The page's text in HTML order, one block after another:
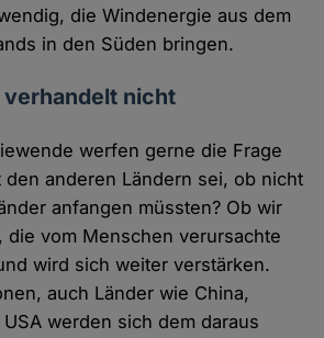
die Windenergie aus dem
in den Süden bringen.
verhandelt nicht
werfen gerne die Frage
den anderen Ländern sei, ob nicht
anfangen müssten? Ob wir
die vom Menschen verursachte
wird sich weiter verstärken.
auch Länder wie China,
werden sich dem daraus